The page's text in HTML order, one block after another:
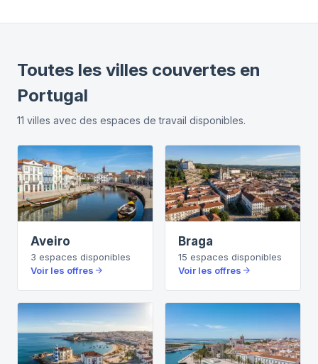
Toutes les villes couvertes en
Portugal
11 villes avec des espaces de travail disponibles.
Aveiro
3 espaces disponibles
Voir les offres
Braga
15 espaces disponibles
Voir les offres